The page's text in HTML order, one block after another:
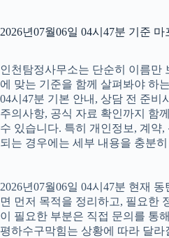
2026년07월06일 04시47분 기준
인천탐정사무소는 단순히 이름만
에 맞는 기준을 함께 살펴봐야 하
04시47분 기본 안내, 상담 전 준비
주의사항, 공식 자료 확인까지 함
수 있습니다. 특히 개인정보, 계약
되는 경우에는 세부 내용을 충분
2026년07월06일 04시47분 현재
면 먼저 목적을 정리하고, 필요한
이 필요한 부분은 직접 문의를 통
평하수구막힘는 상황에 따라 달